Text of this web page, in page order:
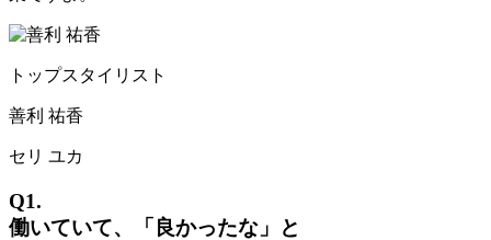
トップスタイリスト
善利 祐香
セリ ユカ
Q1.
働いていて、「良かったな」と